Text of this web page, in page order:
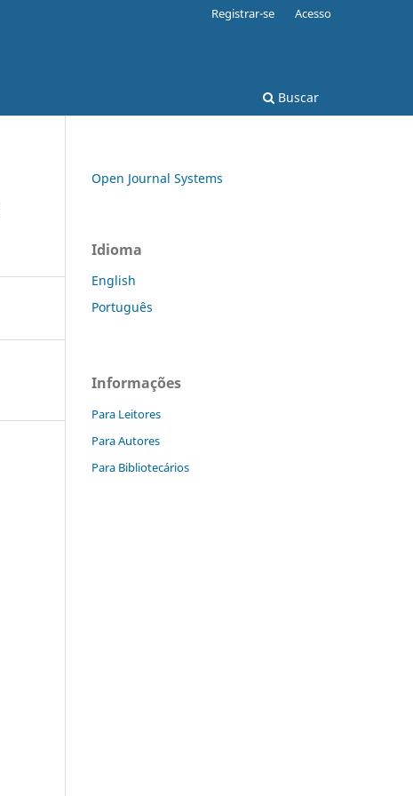
Buscar
Registrar-se Acesso
Open Journal Systems
Idioma
English
Português
Informações
Para Leitores
Para Autores
Para Bibliotecários